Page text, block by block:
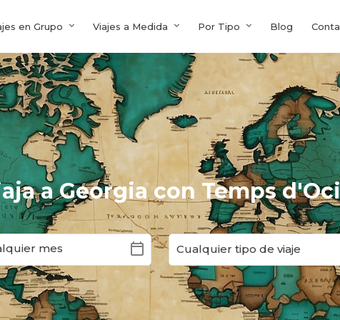
en Grupo Viajes a Medida Por Tipo Blog
a Georgia con Temps d'Oci
calendar_today